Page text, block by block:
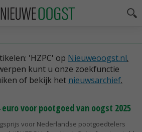
'HZPC' op Nieuweoogst.nl.
kunt u onze zoekfunctie
of bekijk het nieuwsarchief.
voor pootgoed van oogst 2025
voor Nederlandse pootgoedtelers